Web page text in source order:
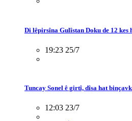
Di lêpirsîna Gulîstan Doku de 12 kes
19:23 25/7
Tuncay Sonel ê girtî, dîsa hat
12:03 23/7